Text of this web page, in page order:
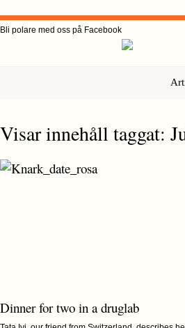
Bli polare med oss på Facebook
Visar innehåll taggat:
Dinner for two in a druglab